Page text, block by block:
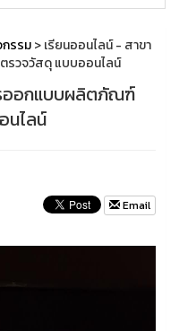
รรม> เรียนออนไลน์ - สาขา
วจวัสดุ แบบออนไลน์
ออกแบบผลิตภัณฑ์
นไลน์
Email